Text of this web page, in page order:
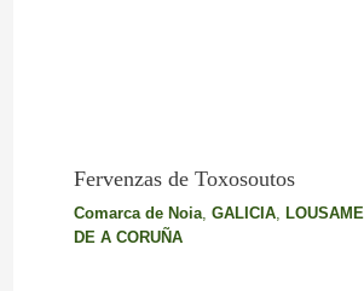
Fervenzas de Toxosoutos
Comarca de Noia, GALICIA, LOUSAME
DE A CORUÑA